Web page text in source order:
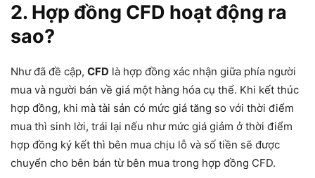
2. Hợp đồng CFD hoạt động ra
sao?
Như đã đề cập, CFD là hợp đồng xác nhận giữa phía người
mua và người bán về giá một hàng hóa cụ thể. Khi kết thúc
hợp đồng, khi mà tài sản có mức giá tăng so với thời điểm
mua thì sinh lời, trái lại nếu như mức giá giảm ở thời điểm
hợp đồng ký kết thì bên mua chịu lỗ và số tiền sẽ được
chuyển cho bên bán từ bên mua trong hợp đồng CFD.